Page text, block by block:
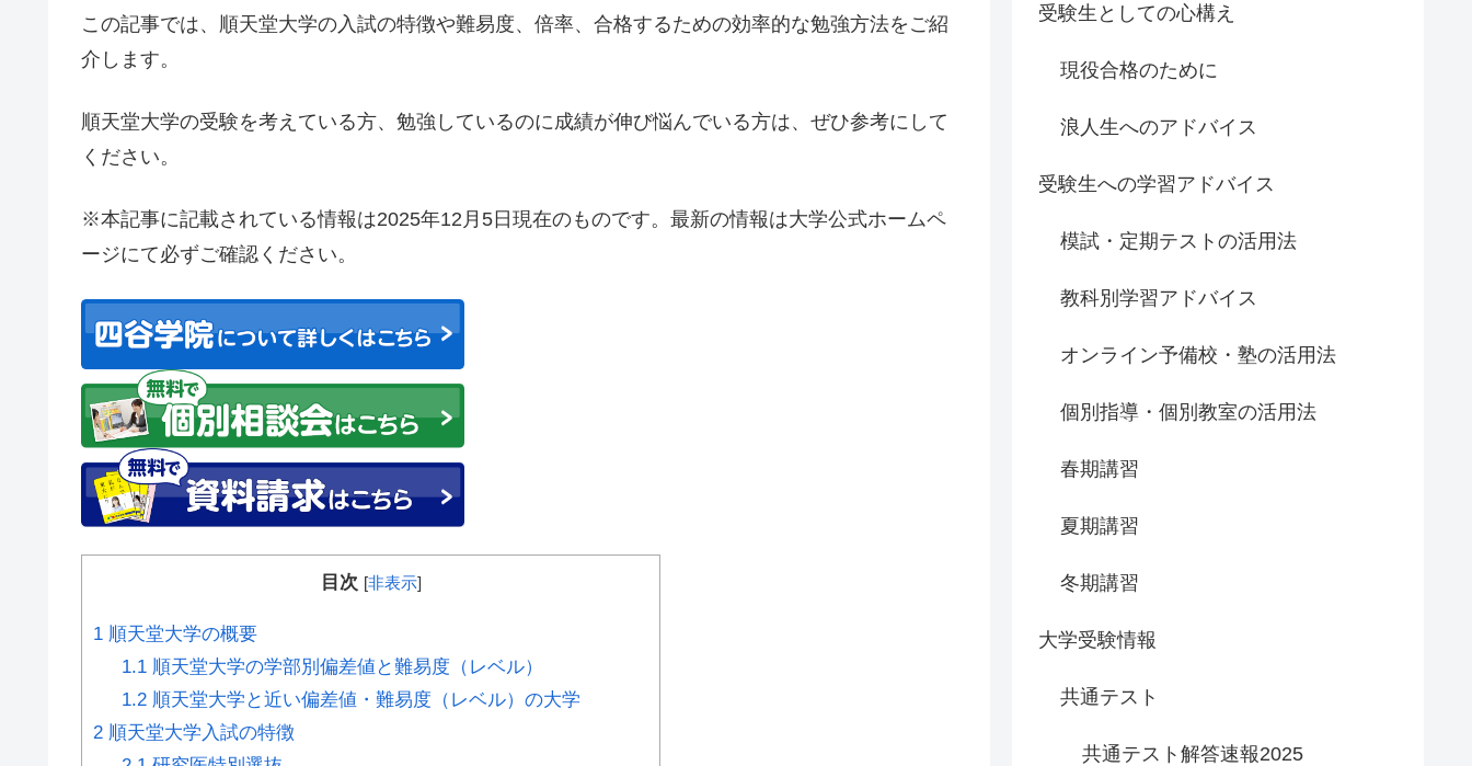
この記事では、順天堂大学の入試の特徴や難易度、倍率、合格するための効率的な勉強方法をご紹
介します。
順天堂大学の受験を考えている方、勉強しているのに成績が伸び悩んでいる方は、ぜひ参考にして
ください。
※本記事に記載されている情報は2025年12月5日現在のものです。最新の情報は大学公式ホームペ
ージにて必ずご確認ください。
目次 [非表示]
1 順天堂大学の概要
1.1順天堂大学の学部別偏差値と難易度（レベル）
1.2順天堂大学と近い偏差値・難易度（レベル）の大学
2 順天堂大学入試の特徴
受験生としての心構え
現役合格のために
浪人生へのアドバイス
受験生への学習アドバイス
模試・定期テストの活用法
教科別学習アドバイス
オンライン予備校・塾の活用法
個別指導・個別教室の活用法
春期講習
夏期講習
冬期講習
大学受験情報
共通テスト
共通テスト解答速報2025